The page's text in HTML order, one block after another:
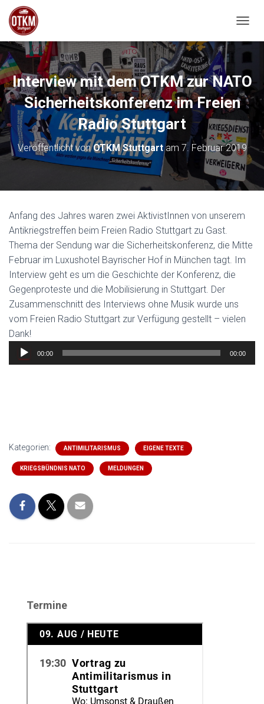
Interview mit dem OTKM zur NATO
Sicherheitskonferenz im Freien
Radio Stuttgart
Veröffentlicht vonOTKM Stuttgartam 7. Februar 2019
Anfang des Jahres waren zwei AktivistInnen von unserem
Antikriegstreffen beim Freien Radio Stuttgart zu Gast.
Thema der Sendung war die Sicherheitskonferenz, die Mitte
Februar im Luxushotel Bayrischer Hof in München tagt. Im
Interview geht es um die Geschichte der Konferenz, die
Gegenproteste und die Mobilisierung in Stuttgart. Der
Zusammenschnitt des Interviews ohne Musik wurde uns
vom Freien Radio Stuttgart zur Verfügung gestellt – vielen
Dank!
Audio-
Player
00:00 00:00
Kategorien: ANTIMILITARISMUS EIGENE TEXTE
KRIEGSBÜNDNIS NATO MELDUNGEN
Termine